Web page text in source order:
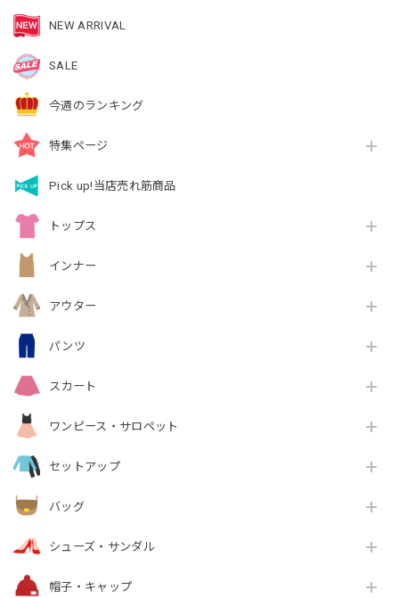
NEW ARRIVAL
SALE
今週のランキング
特集ページ
Pick up!当店売れ筋商品
トップス
インナー
アウター
パンツ
スカート
ワンピース・サロペット
セットアップ
バッグ
シューズ・サンダル
帽子・キャップ